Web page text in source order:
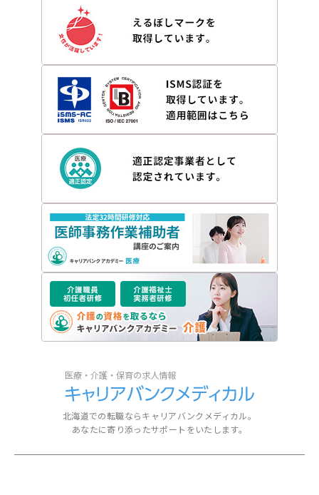
北海道での転職ならキャリアバンクメディカル。
あなたに寄り添ったサポートをいたします。